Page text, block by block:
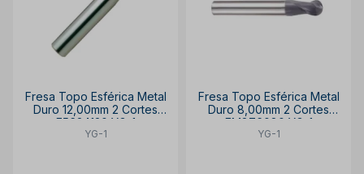
Fresa Topo Esférica Metal
Duro 12,00mm 2 Cortes
E5624120 YG-1
YG-1
Fresa Topo Esférica Metal
Duro 8,00mm 2 Cortes
EM876080 YG-1
YG-1